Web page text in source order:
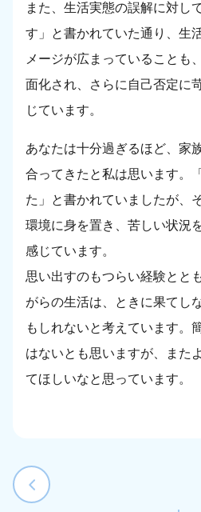
また、生活実態の誤解に対し
す」と書かれていた通り、生
メージが広まっていることも
面化され、さらに自己否定に
じています。
あなたは十分過ぎるほど、家
合ってきたと私は思います。
た」と書かれていましたが、
環境に身を置き、苦しい状況
感じています。
思い出すのもつらい経験とと
がらの生活は、ときに果てし
もしれないと考えています。
はないとも思いますが、また
てほしいなと思っています。